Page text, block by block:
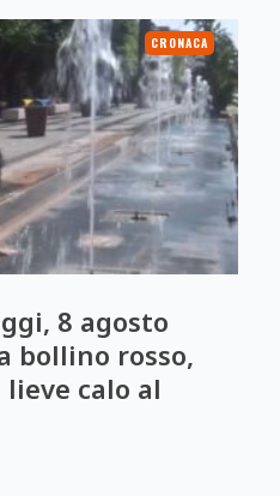
CRONACA
8 agosto
bollino rosso,
calo al